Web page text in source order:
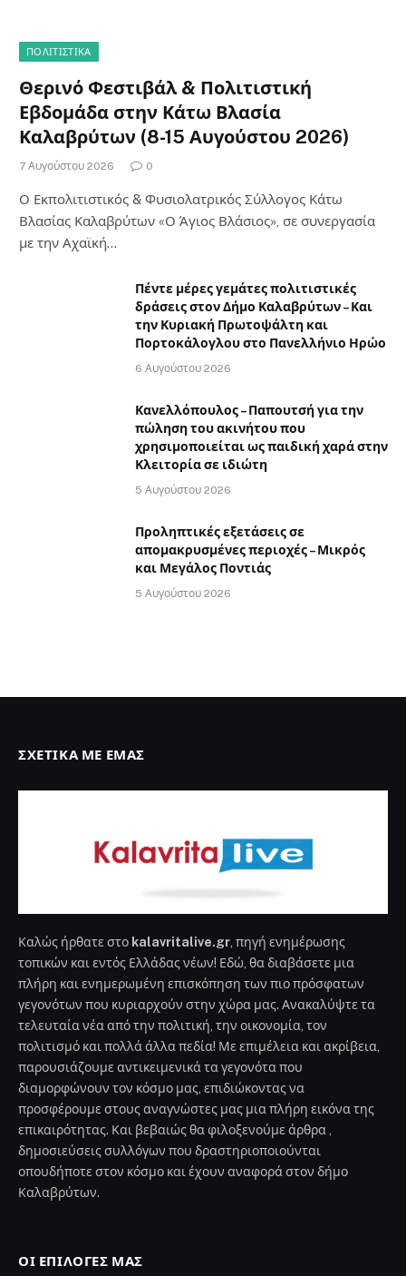
ΠΟΛΙΤΙΣΤΙΚΑ
Θερινό Φεστιβάλ & Πολιτιστική
Εβδομάδα στην Κάτω Βλασία
Καλαβρύτων (8-15 Αυγούστου 2026)
7 Αυγούστου 2026 0
Ο Εκπολιτιστικός & Φυσιολατρικός Σύλλογος Κάτω
Βλασίας Καλαβρύτων «Ο Άγιος Βλάσιος», σε συνεργασία
με την Αχαϊκή…
Πέντε μέρες γεμάτες πολιτιστικές
δράσεις στον Δήμο Καλαβρύτων – Και
την Κυριακή Πρωτοψάλτη και
Πορτοκάλογλου στο Πανελλήνιο Ηρώο
6 Αυγούστου 2026
Κανελλόπουλος – Παπουτσή για την
πώληση του ακινήτου που
χρησιμοποιείται ως παιδική χαρά στην
Κλειτορία σε ιδιώτη
5 Αυγούστου 2026
Προληπτικές εξετάσεις σε
απομακρυσμένες περιοχές – Μικρός
και Μεγάλος Ποντιάς
5 Αυγούστου 2026
ΣΧΕΤΙΚΆ ΜΕ ΕΜΆΣ
Καλώς ήρθατε στο kalavritalive.gr , πηγή ενημέρωσης
τοπικών και εντός Ελλάδας νέων! Εδώ, θα διαβάσετε μια
πλήρη και ενημερωμένη επισκόπηση των πιο πρόσφατων
γεγονότων που κυριαρχούν στην χώρα μας. Ανακαλύψτε τα
τελευταία νέα από την πολιτική, την οικονομία, τον
πολιτισμό και πολλά άλλα πεδία! Με επιμέλεια και ακρίβεια,
παρουσιάζουμε αντικειμενικά τα γεγονότα που
διαμορφώνουν τον κόσμο μας, επιδιώκοντας να
προσφέρουμε στους αναγνώστες μας μια πλήρη εικόνα της
επικαιρότητας. Και βεβαιώς θα φιλοξενούμε άρθρα ,
δημοσιεύσεις συλλόγων που δραστηριοποιούνται
οπουδήποτε στον κόσμο και έχουν αναφορά στον δήμο
Καλαβρύτων.
ΟΙ ΕΠΙΛΟΓΈΣ ΜΑΣ